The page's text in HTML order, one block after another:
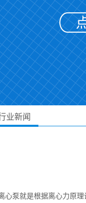
业新闻
心泵就是根据离心力原